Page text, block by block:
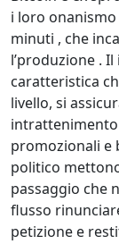
i loro
minuti , che
l’produzione .
caratteristica
livello, si
promozionali
politico
passaggio che
flusso
petizione e